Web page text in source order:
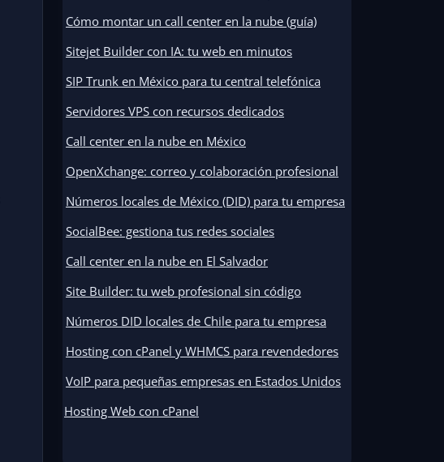
Cómo montar un call center en la nube (guía)
Sitejet Builder con IA: tu web en minutos
SIP Trunk en México para tu central telefónica
Servidores VPS con recursos dedicados
Call center en la nube en México
OpenXchange: correo y colaboración profesional
Números locales de México (DID) para tu empresa
SocialBee: gestiona tus redes sociales
Call center en la nube en El Salvador
Site Builder: tu web profesional sin código
Números DID locales de Chile para tu empresa
Hosting con cPanel y WHMCS para revendedores
VoIP para pequeñas empresas en Estados Unidos
Hosting Web con cPanel